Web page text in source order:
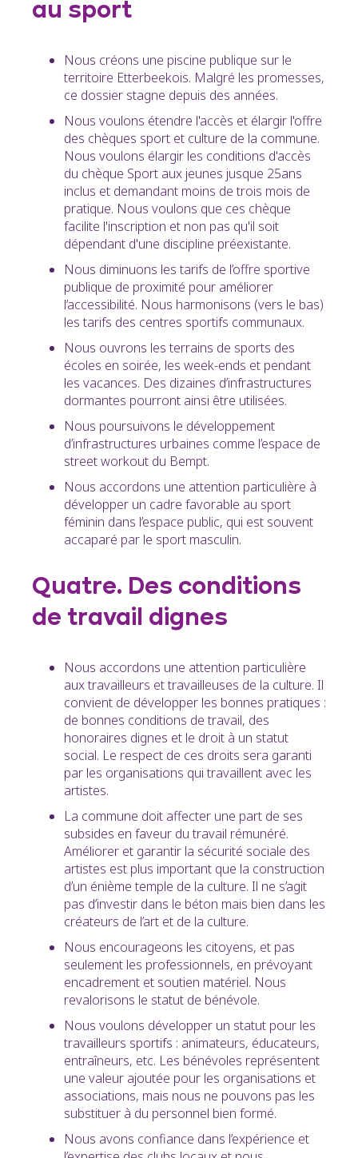
au sport
Nous créons une piscine publique sur le
territoire Etterbeekois. Malgré les promesses,
ce dossier stagne depuis des années.
Nous voulons étendre l'accès et élargir l'offre
des chèques sport et culture de la commune.
Nous voulons élargir les conditions d'accès
du chèque Sport aux jeunes jusque 25ans
inclus et demandant moins de trois mois de
pratique. Nous voulons que ces chèque
facilite l'inscription et non pas qu'il soit
dépendant d'une discipline préexistante.
Nous diminuons les tarifs de l’offre sportive
publique de proximité pour améliorer
l’accessibilité. Nous harmonisons (vers le bas)
les tarifs des centres sportifs communaux.
Nous ouvrons les terrains de sports des
écoles en soirée, les week-ends et pendant
les vacances. Des dizaines d’infrastructures
dormantes pourront ainsi être utilisées.
Nous poursuivons le développement
d’infrastructures urbaines comme l’espace de
street workout du Bempt.
Nous accordons une attention particulière à
développer un cadre favorable au sport
féminin dans l’espace public, qui est souvent
accaparé par le sport masculin.
Quatre. Des conditions
de travail dignes
Nous accordons une attention particulière
aux travailleurs et travailleuses de la culture. Il
convient de développer les bonnes pratiques :
de bonnes conditions de travail, des
honoraires dignes et le droit à un statut
social. Le respect de ces droits sera garanti
par les organisations qui travaillent avec les
artistes.
La commune doit affecter une part de ses
subsides en faveur du travail rémunéré.
Améliorer et garantir la sécurité sociale des
artistes est plus important que la construction
d’un énième temple de la culture. Il ne s’agit
pas d’investir dans le béton mais bien dans les
créateurs de l’art et de la culture.
Nous encourageons les citoyens, et pas
seulement les professionnels, en prévoyant
encadrement et soutien matériel. Nous
revalorisons le statut de bénévole.
Nous voulons développer un statut pour les
travailleurs sportifs : animateurs, éducateurs,
entraîneurs, etc. Les bénévoles représentent
une valeur ajoutée pour les organisations et
associations, mais nous ne pouvons pas les
substituer à du personnel bien formé.
Nous avons confiance dans l’expérience et